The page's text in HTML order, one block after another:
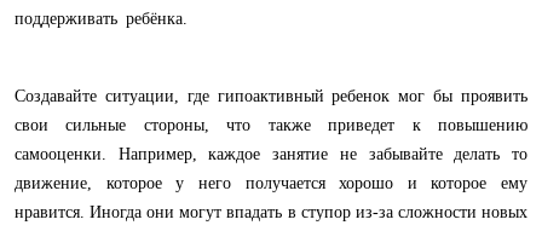
поддерживать ребёнка.
Создавайте ситуации, где гипоактивный ребенок мог бы проявить
свои сильные стороны, что также приведет к повышению
самооценки. Например, каждое занятие не забывайте делать то
движение, которое у него получается хорошо и которое ему
нравится.Иногда они могут впадать в ступор из-за сложности новых